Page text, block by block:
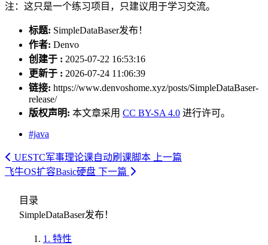
注：这只是一个练习项目，只建议用于学习交流。
标题: SimpleDataBaser发布！
作者: Denvo
创建于 : 2025-07-22 16:53:16
更新于 : 2026-07-24 11:06:39
链接: https://www.denvoshome.xyz/posts/SimpleDataBaser-
release/
版权声明: 本文章采用 CC BY-SA 4.0 进行许可。
#java
UESTC军事理论课自动刷课脚本
上一篇
飞牛OS扩容Basic硬盘 下一篇
目录
SimpleDataBaser发布！
1. 特性